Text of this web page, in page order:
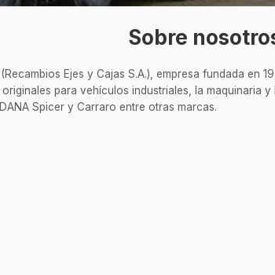
Sobre
(Recambios Ejes y Cajas S.A.), empresa fundada en
para vehículos industriales, la maquinaria
DANA Spicer y Carraro entre otras marcas.